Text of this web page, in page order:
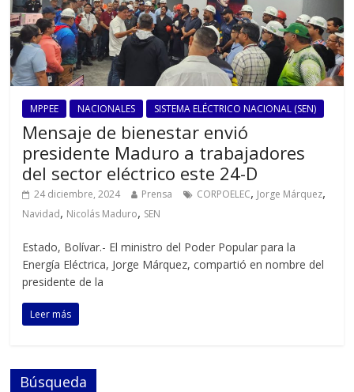
MPPEE NACIONALES SISTEMA ELÉCTRICO NACIONAL (SEN)
Mensaje de bienestar envió
presidente Maduro a trabajadores
del sector eléctrico este 24-D
24 diciembre, 2024 Prensa CORPOELEC, Jorge Márquez,
Navidad, Nicolás Maduro, SEN
Estado, Bolívar.- El ministro del Poder Popular para la
Energía Eléctrica, Jorge Márquez, compartió en nombre del
presidente de la
Leer más
Búsqueda